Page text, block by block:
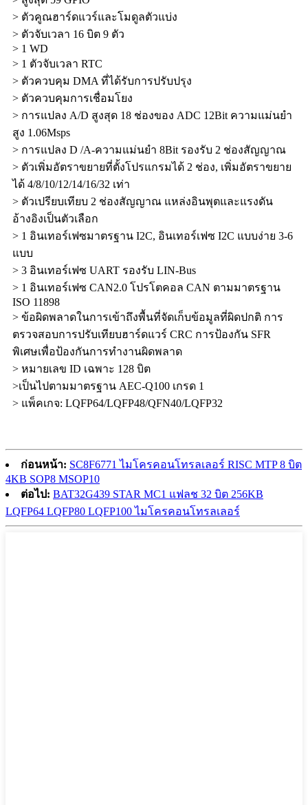
> ตัวคูณฮาร์ดแวร์และโมดูลตัวแบ่ง
> ตัวจับเวลา 16 บิต 9 ตัว
> 1 WD
> 1 ตัวจับเวลา RTC
> ตัวควบคุม DMA ที่ได้รับการปรับปรุง
> ตัวควบคุมการเชื่อมโยง
> การแปลง A/D สูงสุด 18 ช่องของ ADC 12Bit ความแม่นยำ
สูง 1.06Msps
> การแปลง D /A-ความแม่นยำ 8Bit รองรับ 2 ช่องสัญญาณ
> ตัวเพิ่มอัตราขยายที่ตั้งโปรแกรมได้ 2 ช่อง, เพิ่มอัตราขยาย
ได้ 4/8/10/12/14/16/32 เท่า
> ตัวเปรียบเทียบ 2 ช่องสัญญาณ แหล่งอินพุตและแรงดัน
อ้างอิงเป็นตัวเลือก
> 1 อินเทอร์เฟซมาตรฐาน I2C, อินเทอร์เฟซ I2C แบบง่าย 3-6
แบบ
> 3 อินเทอร์เฟซ UART รองรับ LIN-Bus
> 1 อินเทอร์เฟซ CAN2.0 โปรโตคอล CAN ตามมาตรฐาน
ISO 11898
> ข้อผิดพลาดในการเข้าถึงพื้นที่จัดเก็บข้อมูลที่ผิดปกติ การ
ตรวจสอบการปรับเทียบฮาร์ดแวร์ CRC การป้องกัน SFR
พิเศษเพื่อป้องกันการทำงานผิดพลาด
> หมายเลข ID เฉพาะ 128 บิต
>เป็นไปตามมาตรฐาน AEC-Q100 เกรด 1
> แพ็คเกจ: LQFP64/LQFP48/QFN40/LQFP32
ก่อนหน้า: SC8F6771 ไมโครคอนโทรลเลอร์ RISC MTP 8 บิต
4KB SOP8 MSOP10
ต่อไป: BAT32G439 STAR MC1 แฟลช 32 บิต 256KB
LQFP64 LQFP80 LQFP100 ไมโครคอนโทรลเลอร์